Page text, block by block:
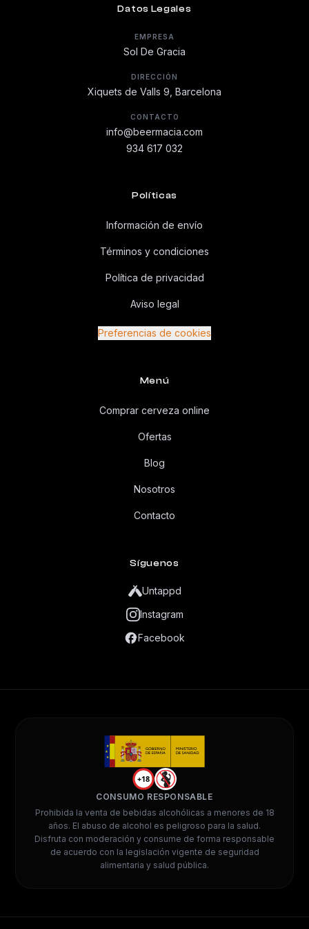
Datos Legales
EMPRESA
Sol De Gracia
DIRECCIÓN
Xiquets de Valls 9, Barcelona
CONTACTO
info@beermacia.com
934 617 032
Políticas
Información de envío
Términos y condiciones
Política de privacidad
Aviso legal
Preferencias de cookies
Menú
Comprar cerveza online
Ofertas
Blog
Nosotros
Contacto
Síguenos
Untappd
Instagram
Facebook
+18
CONSUMO RESPONSABLE
Prohibida la venta de bebidas alcohólicas a menores de 18
años. El abuso de alcohol es peligroso para la salud.
Disfruta con moderación y consume de forma responsable
de acuerdo con la legislación vigente de seguridad
alimentaria y salud pública.